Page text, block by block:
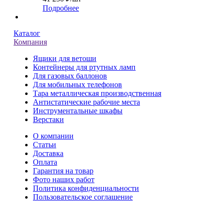
Подробнее
Каталог
Компания
Ящики для ветоши
Контейнеры для ртутных ламп
Для газовых баллонов
Для мобильных телефонов
Тара металлическая производственная
Антистатические рабочие места
Инструментальные шкафы
Верстаки
О компании
Статьи
Доставка
Оплата
Гарантия на товар
Фото наших работ
Политика конфиденциальности
Пользовательское соглашение